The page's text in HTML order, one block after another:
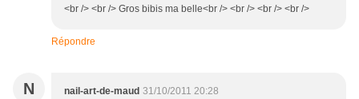
<br /> <br /> Gros bibis ma belle<br /> <br /> <br /> <br />
Répondre
N nail-art-de-maud 31/10/2011 20:28